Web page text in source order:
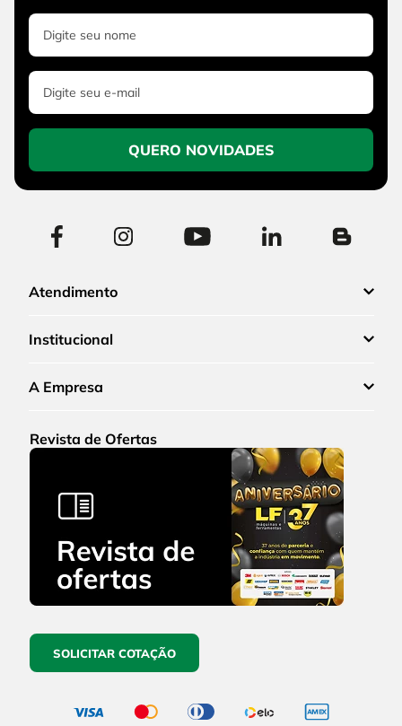
QUERO NOVIDADES
Atendimento
Institucional
A Empresa
Revista de Ofertas
SOLICITAR COTAÇÃO